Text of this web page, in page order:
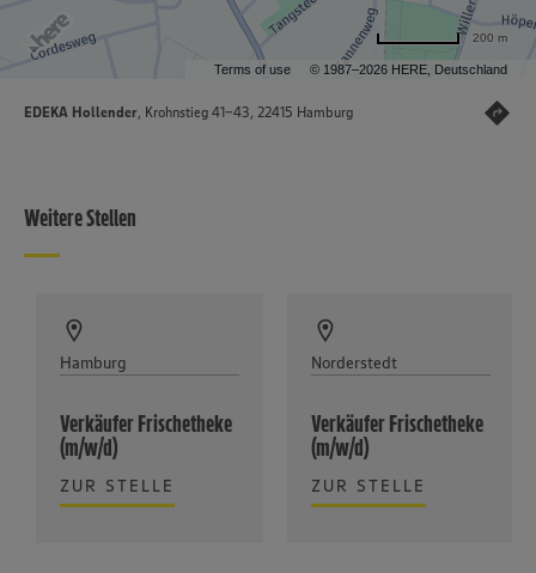
Terms of use © 1987–2026 HERE, Deutschland
200 m
EDEKA Hollender, Krohnstieg 41-43, 22415 Hamburg
Weitere Stellen
Hamburg
Verkäufer Frischetheke
(m/w/d)
ZUR STELLE
Norderstedt
Verkäufer Frischetheke
(m/w/d)
ZUR STELLE